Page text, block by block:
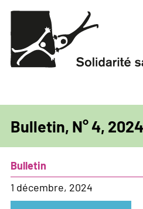
Aller
contenu
principal
Bulletin, N° 4, 2024
Bulletin
1 décembre, 2024